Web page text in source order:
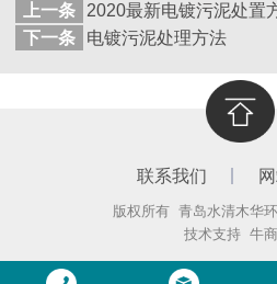
上一条
2020最新电镀污泥处置
下一条
电镀污泥处理方法
联系我们
版权所有 青岛水清木华
技术支持 牛